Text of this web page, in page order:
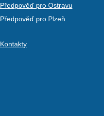
Předpověď pro Ostravu
Předpověď pro Plzeň
Kontakty